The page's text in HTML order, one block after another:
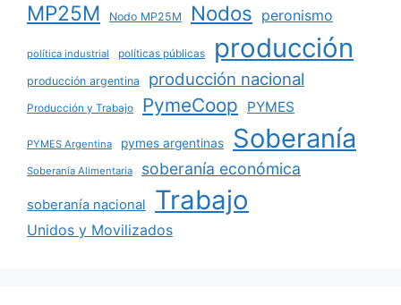
MP25M Nodo MP25M Nodos peronismo
política industrial políticas públicas producción
producción argentina producción nacional
Producción y Trabajo PymeCoop PYMES
PYMES Argentina pymes argentinas Soberanía
Soberanía Alimentaria soberanía económica
soberanía nacional Trabajo
Unidos y Movilizados